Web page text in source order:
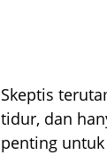
Skeptis
tidur, dan
penting